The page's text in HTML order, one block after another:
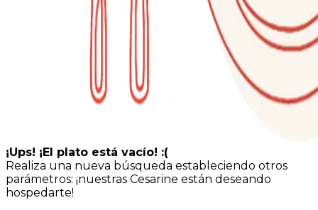
¡Ups! ¡El plato está vacío! :(
Realiza una nueva búsqueda estableciendo otros
parámetros: ¡nuestras Cesarine están deseando
hospedarte!